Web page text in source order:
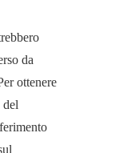
da
ottenere